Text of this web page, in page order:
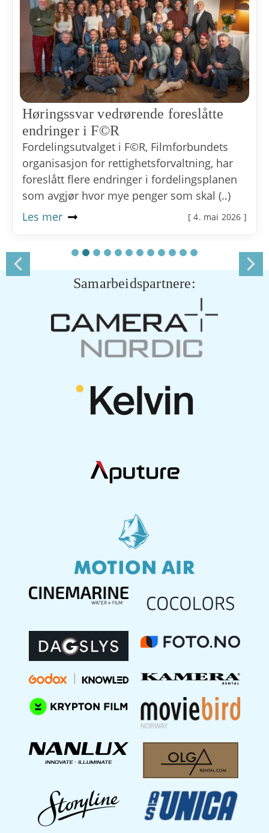
Høringssvar vedrørende foreslåtte
endringer i F©R
Fordelingsutvalget i F©R, Filmforbundets
organisasjon for rettighetsforvaltning, har
foreslått flere endringer i fordelingsplanen
som avgjør hvor mye penger som skal (..)
[ 4. mai 2026 ]
Les mer
Samarbeidspartnere: